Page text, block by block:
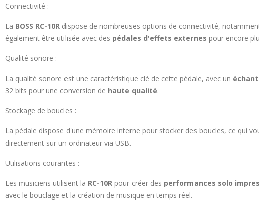
Connectivité :
La BOSS RC-10R dispose de nombreuses options de connectivité,
également être utilisée avec des pédales d'effets externes pour encore
Qualité sonore :
La qualité sonore est une caractéristique clé de cette pédale, avec un
32 bits pour une conversion de haute qualité.
Stockage de boucles :
La pédale dispose d'une mémoire interne pour stocker des boucles, ce qui
directement sur un ordinateur via USB.
Utilisations courantes :
Les musiciens utilisent la RC-10R pour créer des performances solo
avec le bouclage et la création de musique en temps réel.